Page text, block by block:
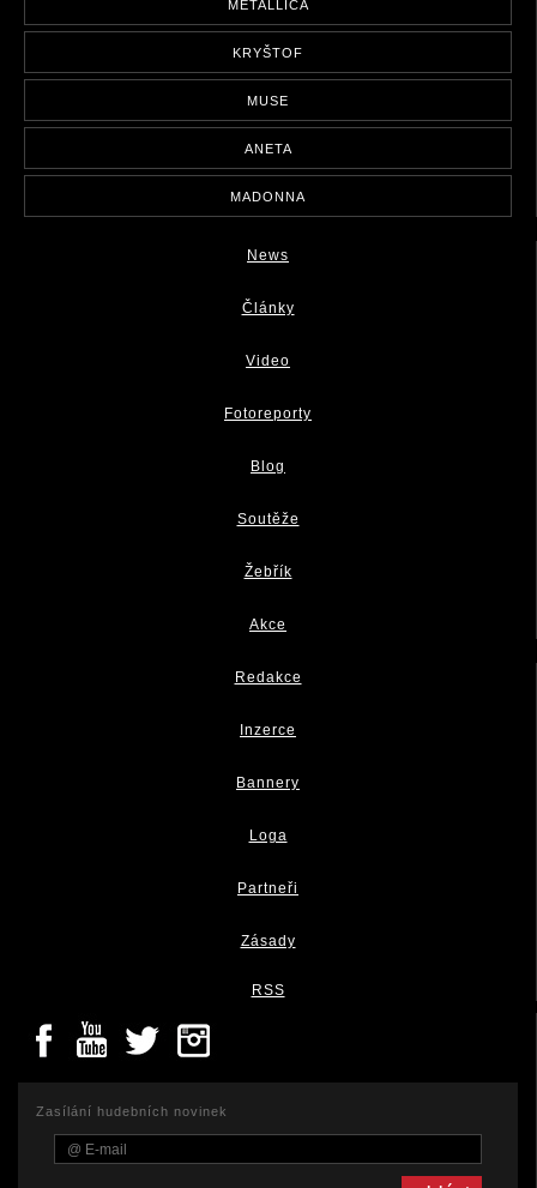
METALLICA
KRYŠTOF
MUSE
ANETA
MADONNA
News
Články
Video
Fotoreporty
Blog
Soutěže
Žebřík
Akce
Redakce
Inzerce
Bannery
Loga
Partneři
Zásady
RSS
Zasílání hudebních novinek